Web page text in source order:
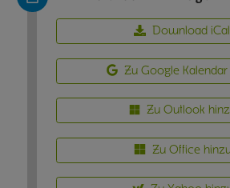
Download
Zu Google
Zu Outlook
Zu Office